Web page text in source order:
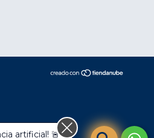
artificial! 🚨